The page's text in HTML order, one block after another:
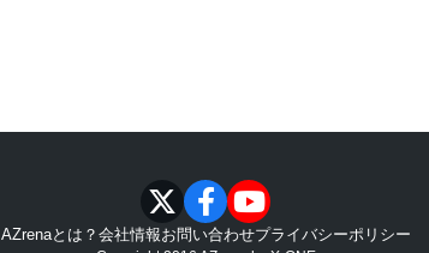
AZrenaとは？ 会社情報お問い合わせプライバシーポリシー